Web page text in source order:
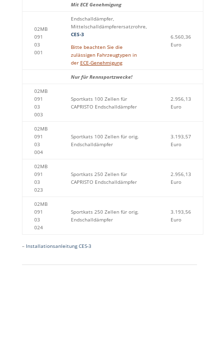
Mit ECE Genehmigung
02MB
091
03
001
Endschalldämpfer,
Mittelschalldämpferersatzrohre,
CES-3
Bitte beachten Sie die
zulässigen Fahrzeugtypen in
der ECE-Genehmigung
6.560,36
Euro
Nur für Rennsportzwecke!
02MB
091
03
003
Sportkats 100 Zellen für
CAPRISTO Endschalldämpfer
2.956,13
Euro
02MB
091
03
004
Sportkats 100 Zellen für orig.
Endschalldämpfer
3.193,57
Euro
02MB
091
03
023
Sportkats 250 Zellen für
CAPRISTO Endschalldämpfer
2.956,13
Euro
02MB
091
03
024
Sportkats 250 Zellen für orig.
Endschalldämpfer
3.193,56
Euro
– Installationsanleitung CES-3